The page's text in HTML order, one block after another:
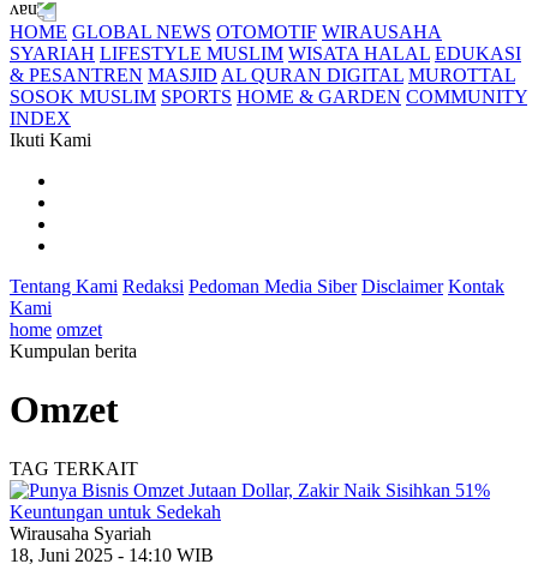
HOME GLOBAL NEWS OTOMOTIF WIRAUSAHA
SYARIAH LIFESTYLE MUSLIM WISATA HALAL EDUKASI
& PESANTREN MASJID AL QURAN DIGITAL MUROTTAL
SOSOK MUSLIM SPORTS HOME & GARDEN COMMUNITY
INDEX
Ikuti Kami
Tentang Kami Redaksi Pedoman Media Siber Disclaimer Kontak
Kami
home omzet
Kumpulan berita
Omzet
TAG TERKAIT
Wirausaha Syariah
18, Juni 2025 - 14:10 WIB